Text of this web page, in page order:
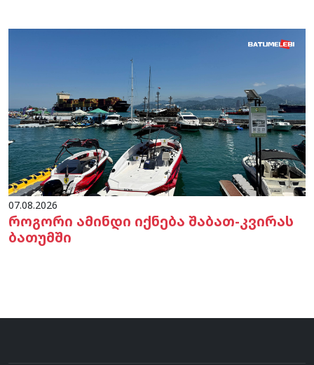
07.08.2026
როგორი ამინდი იქნება შაბათ-კვირას
ბათუმში